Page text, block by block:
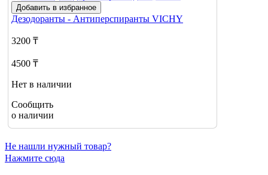
Добавить в избранное
Дезодоранты - Антиперспиранты VICHY
3200 ₸
4500 ₸
Нет в наличии
Сообщить
о наличии
Не нашли нужный товар?
Нажмите сюда